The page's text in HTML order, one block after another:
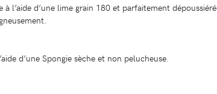
l’aide d’une lime grain 180 et parfaitement
d’une Spongie sèche et non pelucheuse.